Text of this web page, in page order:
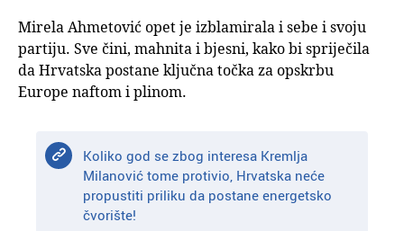
Mirela Ahmetović opet je izblamirala i sebe i svoju
partiju. Sve čini, mahnita i bjesni, kako bi spriječila
da Hrvatska postane ključna točka za opskrbu
Europe naftom i plinom.
Koliko god se zbog interesa Kremlja
Milanović tome protivio, Hrvatska neće
propustiti priliku da postane energetsko
čvorište!